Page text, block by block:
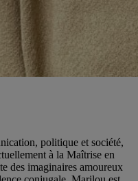
politique et société,
à la Maîtrise en
des imaginaires amoureux